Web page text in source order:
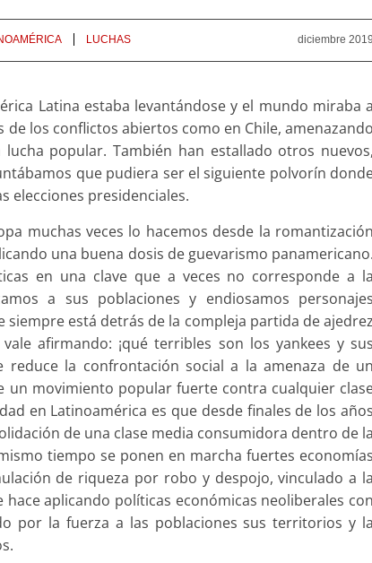
diciembre 2019
LUCHAS
Latina estaba levantándose y el mundo miraba a
los conflictos abiertos como en Chile, amenazando
popular. También han estallado otros nuevos,
que pudiera ser el siguiente polvorín
elecciones presidenciales.
muchas veces lo hacemos desde la romantización
una buena dosis de guevarismo panamericano.
en una clave que a veces no corresponde a la
a sus poblaciones y endiosamos personajes
está detrás de la compleja partida de ajedrez
afirmando: ¡qué terribles son los yankees y sus
reduce la confrontación social a la amenaza de un
un movimiento popular fuerte contra cualquier
en Latinoamérica es que desde finales de los años
de una clase media consumidora dentro de la
tiempo se ponen en marcha fuertes economías
de riqueza por robo y despojo, vinculado a la
aplicando políticas económicas neoliberales con
por la fuerza a las poblaciones sus territorios y la